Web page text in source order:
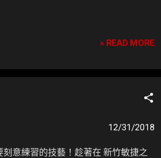
» READ MORE
12/31/2018
意練習的技藝！趁著在 新竹敏捷之